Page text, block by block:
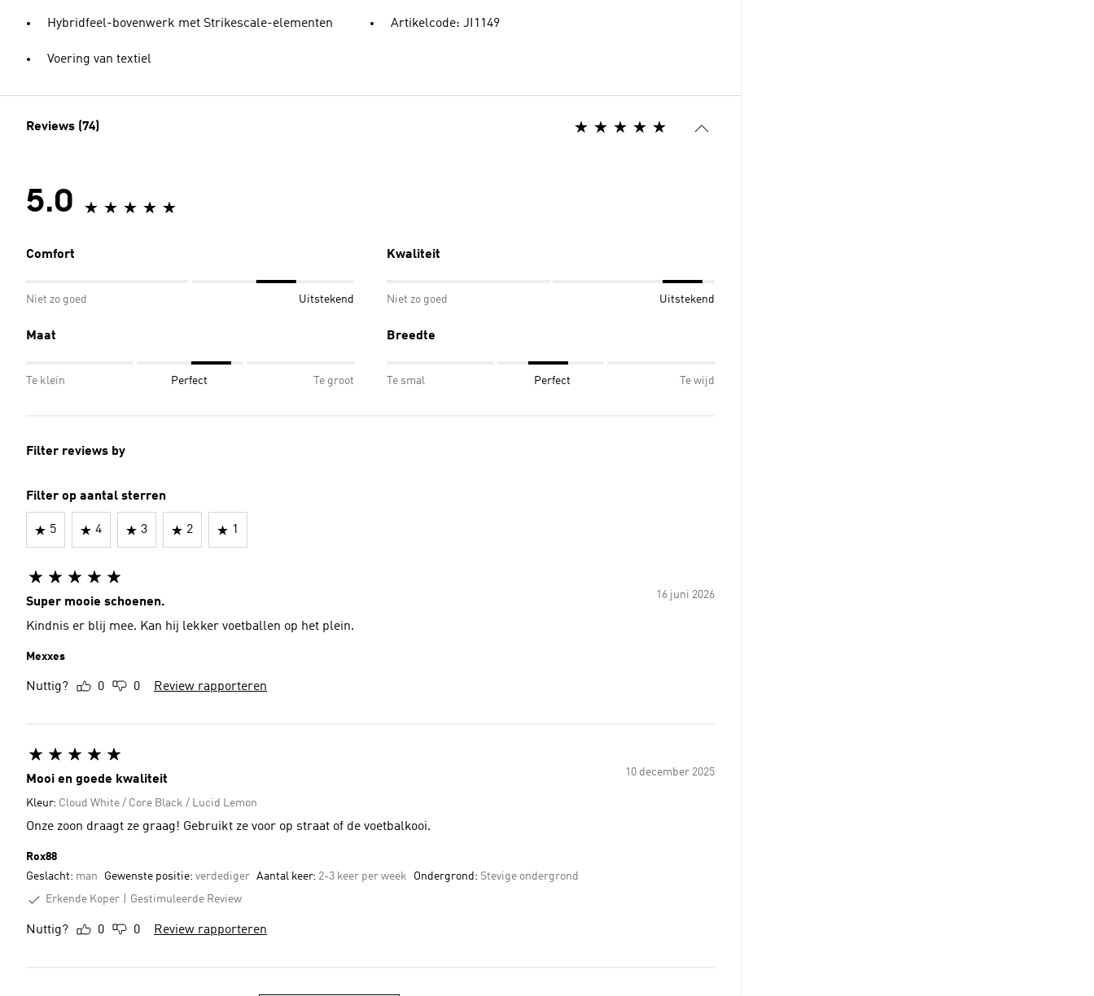
Hybridfeel-bovenwerk met Strikescale-elementen
Voering van textiel
Artikelcode: JI1149
Reviews (74)
5.0
Comfort
Niet zo goed Uitstekend
Kwaliteit
Niet zo goed Uitstekend
Maat
Te klein Perfect Te groot
Breedte
Te smal Perfect Te wijd
Filter reviews by
Filter op aantal sterren
5 4 3 2 1
16 juni 2026
Super mooie schoenen.
Kindnis er blij mee. Kan hij lekker voetballen op het plein.
Mexxes
Nuttig? 0 0 Review rapporteren
10 december 2025
Mooi en goede kwaliteit
Kleur: Cloud White / Core Black / Lucid Lemon
Onze zoon draagt ze graag! Gebruikt ze voor op straat of de voetbalkooi.
Rox88
Geslacht: man Gewenste positie: verdediger Aantal keer: 2-3 keer per week Ondergrond: Stevige ondergrond
Erkende Koper
Gestimuleerde Review
Nuttig? 0 0 Review rapporteren